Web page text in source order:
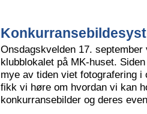
Onsdagskvelden 17.
klubblokalet på MK-huset.
mye av tiden viet fotografering
fikk vi høre om hvordan vi kan
konkurransebilder og deres